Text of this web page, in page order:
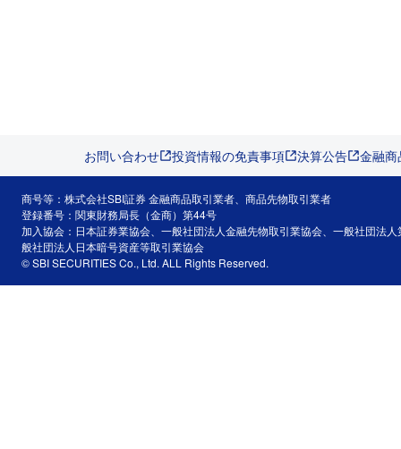
お問い合わせ 投資情報の免責事項 決算公告 金融
商号等：株式会社SBI証券 金融商品取引業者、商品先物取引業者
登録番号：関東財務局長（金商）第44号
加入協会：日本証券業協会、一般社団法人金融先物取引業協会、一般社団法
般社団法人日本暗号資産等取引業協会
© SBI SECURITIES Co., Ltd. ALL Rights Reserved.